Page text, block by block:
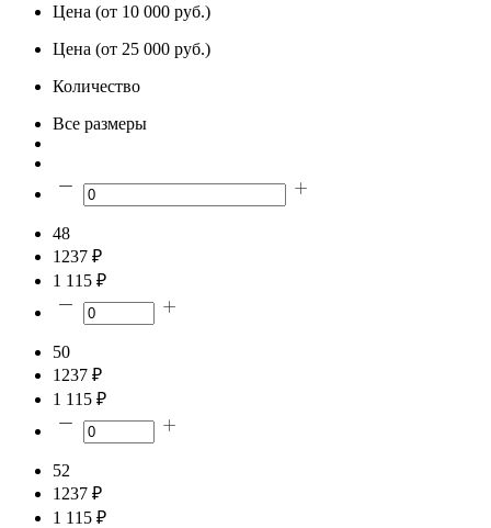
Цена (от 10 000 руб.)
Цена (от 25 000 руб.)
Количество
Все размеры
48
1237 ₽
1 115 ₽
50
1237 ₽
1 115 ₽
52
1237 ₽
1 115 ₽